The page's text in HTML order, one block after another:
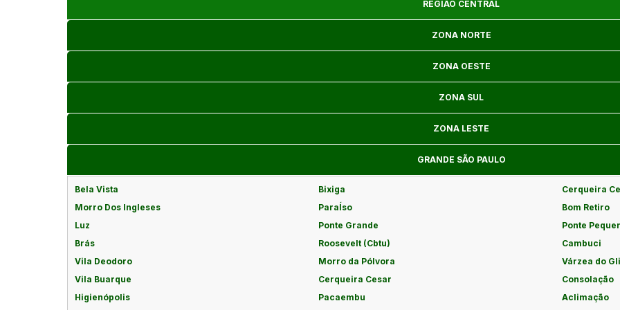
REGIÃO CENTRAL
ZONA NORTE
ZONA OESTE
ZONA SUL
ZONA LESTE
GRANDE SÃO PAULO
Bela Vista Bixiga
Cerqueira
Morro Dos Ingleses
ParaÍso
Bom Retiro
Luz
Ponte Grande
Ponte
Brás
Roosevelt (Cbtu)
Cambuci
Vila Deodoro
Morro da Pólvora
Várzea do
Vila Buarque
Cerqueira Cesar
Consolação
Higienópolis
Pacaembu Aclimação